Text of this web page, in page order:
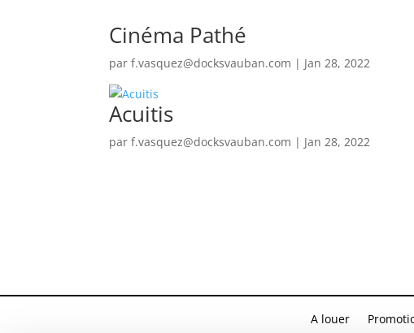
Cinéma Pathé
parf.vasquez@docksvauban.com | Jan 28, 2022
Acuitis
parf.vasquez@docksvauban.com | Jan 28, 2022
A louer